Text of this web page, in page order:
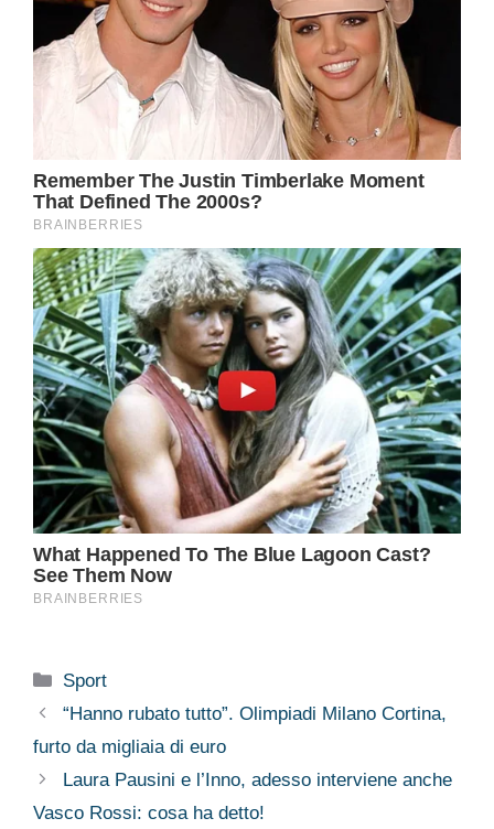
Categorie
Sport
“Hanno rubato tutto”. Olimpiadi Milano Cortina,
furto da migliaia di euro
Laura Pausini e l’Inno, adesso interviene anche
Vasco Rossi: cosa ha detto!